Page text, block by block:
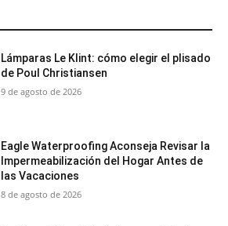
Lámparas Le Klint: cómo elegir el plisado
de Poul Christiansen
9 de agosto de 2026
Eagle Waterproofing Aconseja Revisar la
Impermeabilización del Hogar Antes de
las Vacaciones
8 de agosto de 2026